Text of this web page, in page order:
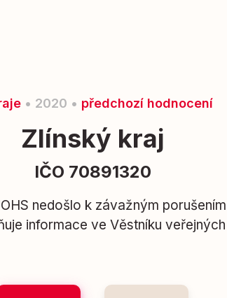
• 2020 • předchozí hodnocení
Zlínský kraj
IČO 70891320
nedošlo k závažným
informace ve Věstníku